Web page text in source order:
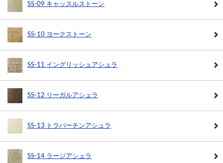
SS-09 キャッスルストーン
SS-10 ヨークストーン
SS-11 イングリッシュアシュラ
SS-12 リーガルアシュラ
SS-13 トラバーチンアシュラ
SS-14 ラージアシュラ